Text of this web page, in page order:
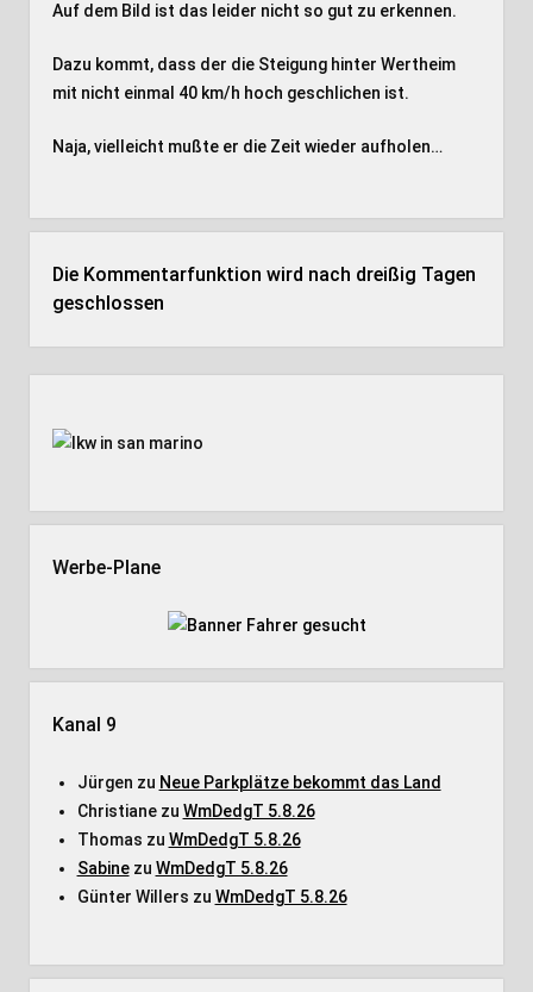
Auf dem Bild ist das leider nicht so gut zu erkennen.
Dazu kommt, dass der die Steigung hinter Wertheim
mit nicht einmal 40 km/h hoch geschlichen ist.
Naja, vielleicht mußte er die Zeit wieder aufholen…
Die Kommentarfunktion wird nach dreißig Tagen
geschlossen
Werbe-Plane
Kanal 9
Jürgen zu Neue Parkplätze bekommt das Land
Christianezu WmDedgT 5.8.26
Thomas zu WmDedgT 5.8.26
Sabinezu WmDedgT 5.8.26
Günter Willers zu WmDedgT 5.8.26